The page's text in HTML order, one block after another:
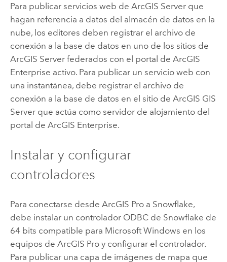
Para publicar servicios web de ArcGIS Serverque
hagan referencia a datos del almacén de datos en la
nube, los editores deben registrar el archivo de
conexión a la base de datos en uno de los sitios de
ArcGIS Serverfederados con el portal de ArcGIS
Enterprise activo. Para publicar un servicio web con
una instantánea, debe registrar el archivo de
conexión a la base de datos en el sitio de ArcGIS GIS
Serverque actúa como servidor de alojamiento del
portal de ArcGIS Enterprise.
Instalar y configurar
controladores
Para conectarse desde ArcGIS Proa Snowflake,
debe instalar un controlador ODBC de Snowflake de
64 bits compatible para Microsoft Windows en los
equipos de ArcGIS Proy configurar el controlador.
Para publicar una capa de imágenes de mapa que